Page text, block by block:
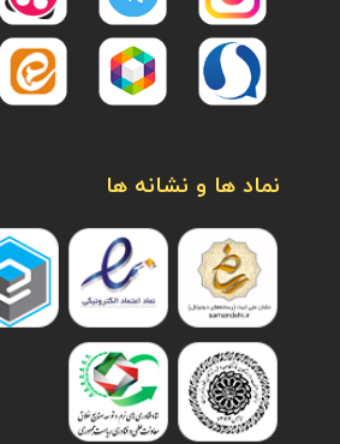
نماد ها و نشانه ها